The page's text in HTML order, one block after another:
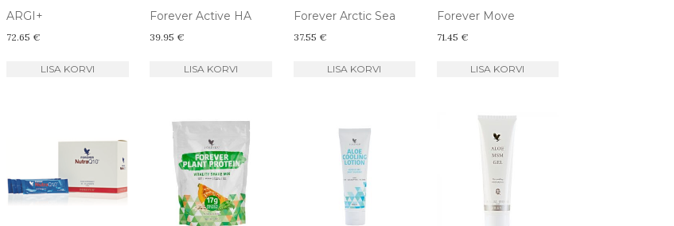
ARGI+
72.65 €
LISA KORVI
Forever Active HA
39.95 €
LISA KORVI
Forever Arctic Sea
37.55 €
LISA KORVI
Forever Move
71.45 €
LISA KORVI